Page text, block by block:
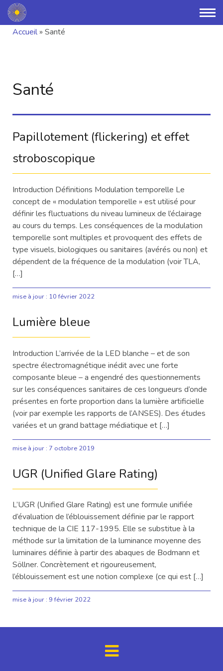
Accueil» Santé
Santé
Papillotement (flickering) et effet
stroboscopique
Introduction Définitions Modulation temporelle Le
concept de « modulation temporelle » est utilisé pour
définir les fluctuations du niveau lumineux de l’éclairage
au cours du temps. Les conséquences de la modulation
temporelle sont multiples et provoquent des effets de
type visuels, biologiques ou sanitaires (avérés ou non) et
dépendent de la fréquence de la modulation (voir TLA,
[…]
mise à jour : 10 février 2022
Lumière bleue
Introduction L’arrivée de la LED blanche – et de son
spectre électromagnétique inédit avec une forte
composante bleue – a engendré des questionnements
sur les conséquences sanitaires de ces longueurs d’onde
présentes en forte proportion dans la lumière artificielle
(voir par exemple les rapports de l’ANSES). Des études
variées et un grand battage médiatique et […]
mise à jour : 7 octobre 2019
UGR (Unified Glare Rating)
L’UGR (Unified Glare Rating) est une formule unifiée
d’évaluation de l’éblouissement définie par le rapport
technique de la CIE 117-1995. Elle se substitue à la
méthode sur la limitation de la luminance moyenne des
luminaires définie à partir des abaques de Bodmann et
Söllner. Concrètement et rigoureusement,
l’éblouissement est une notion complexe (ce qui est […]
mise à jour : 9 février 2022